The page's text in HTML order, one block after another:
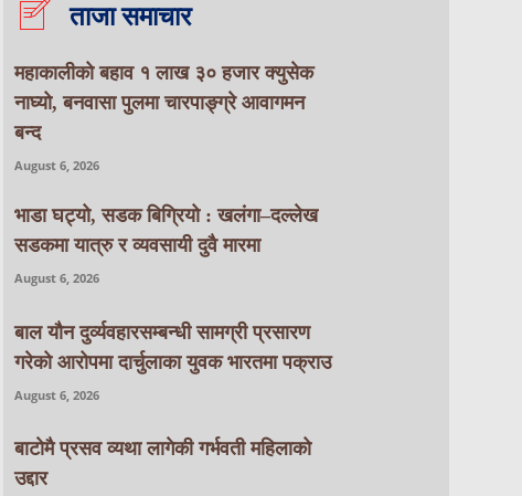
ताजा समाचार
महाकालीको बहाव १ लाख ३० हजार क्युसेक
नाघ्यो, बनवासा पुलमा चारपाङ्ग्रे आवागमन
बन्द
August 6, 2026
भाडा घट्यो, सडक बिग्रियो : खलंगा–दल्लेख
सडकमा यात्रु र व्यवसायी दुवै मारमा
August 6, 2026
बाल यौन दुर्व्यवहारसम्बन्धी सामग्री प्रसारण
गरेको आरोपमा दार्चुलाका युवक भारतमा पक्राउ
August 6, 2026
बाटाेमै प्रसव व्यथा लागेकी गर्भवती महिलाको
उद्दार